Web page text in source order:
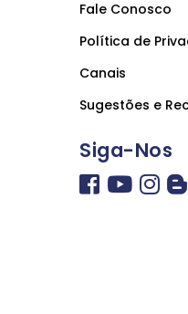
Fale Conosco
Política de
Canais
Sugestões e
Siga-Nos